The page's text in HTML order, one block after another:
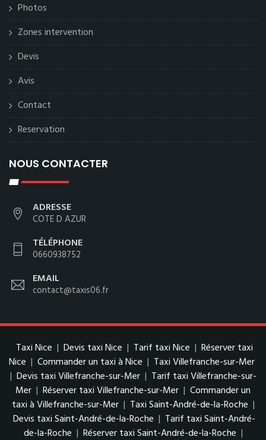
Photos
Zones intervention
Devis
Avis
Contact
Reservation
NOUS CONTACTER
ADRESSE
COTE D AZUR
TÉLÉPHONE
0660938752
EMAIL
contact@taxis06.fr
Taxi Nice | Devis taxi Nice | Tarif taxi Nice | Réserver taxi
Nice | Commander un taxi à Nice | Taxi Villefranche-sur-Mer
| Devis taxi Villefranche-sur-Mer | Tarif taxi Villefranche-sur-
Mer | Réserver taxi Villefranche-sur-Mer | Commander un
taxi à Villefranche-sur-Mer | Taxi Saint-André-de-la-Roche |
Devis taxi Saint-André-de-la-Roche | Tarif taxi Saint-André-
de-la-Roche | Réserver taxi Saint-André-de-la-Roche |